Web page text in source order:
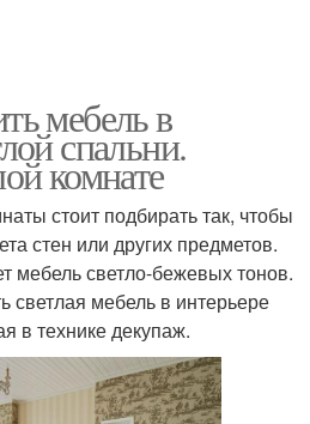
мебель в
спальни.
комнате
стоит подбирать так, чтобы
стен или других предметов.
мебель светло-бежевых тонов.
светлая мебель в интерьере
в технике декупаж.